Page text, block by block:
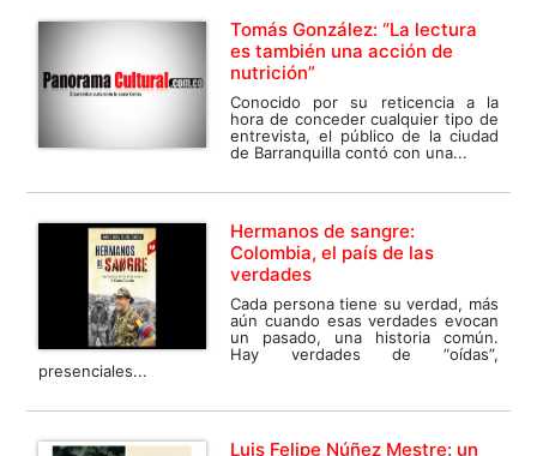
Tomás González: “La lectura
es también una acción de
nutrición”
Conocido por su reticencia a la
hora de conceder cualquier tipo de
entrevista, el público de la ciudad
de Barranquilla contó con una...
Hermanos de sangre:
Colombia, el país de las
verdades
Cada persona tiene su verdad, más
aún cuando esas verdades evocan
un pasado, una historia común.
Hay verdades de “oídas”,
presenciales...
Luis Felipe Núñez Mestre: un